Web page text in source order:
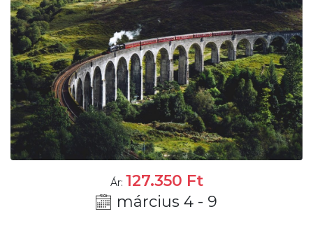
Ár: 127.350 Ft
március 4 - 9